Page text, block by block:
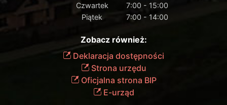
Czwartek
7:00 - 15:00
Piątek
7:00 - 14:00
Zobacz również:
Deklaracja dostępności
Strona urzędu
Oficjalna strona BIP
E-urząd